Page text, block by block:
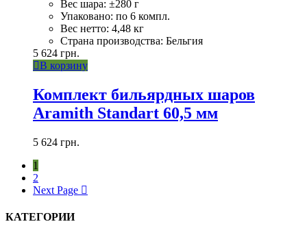
Вес шара: ±280 г
Упаковано: по 6 компл.
Вес нетто: 4,48 кг
Страна производства: Бельгия
5 624 грн.
В корзину
Комплект бильярдных шаров
Aramith Standart 60,5 мм
5 624 грн.
1
2
Next Page
КАТЕГОРИИ